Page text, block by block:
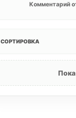
Комментарий
СОРТИРОВКА